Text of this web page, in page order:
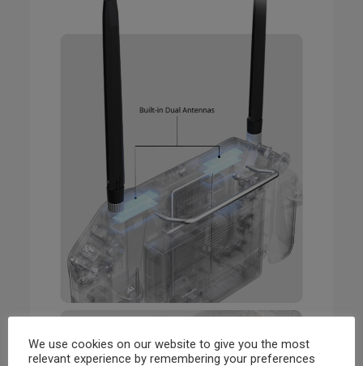
We use cookies on our website to give you the most
relevant experience by remembering your preferences